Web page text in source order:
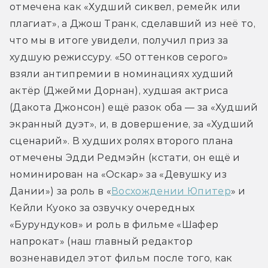
отмечена как «Худший сиквел, ремейк или
плагиат», а Джош Транк, сделавший из неё то,
что мы в итоге увидели, получил приз за
худшую режиссуру. «50 оттенков серого»
взяли антипремии в номинациях худший
актёр (Джейми Дорнан), худшая актриса
(Дакота Джонсон) ещё разок оба — за «Худший
экранный дуэт», и, в довершение, за «Худший
сценарий». В худших ролях второго плана
отмечены Эдди Редмэйн (кстати, он ещё и
номинирован на «Оскар» за «Девушку из
Дании») за роль в «Восхождении Юпитер» и
Кейли Куоко за озвучку очередных
«Бурундуков» и роль в фильме «Шафер
напрокат» (наш главный редактор
возненавидел этот фильм после того, как